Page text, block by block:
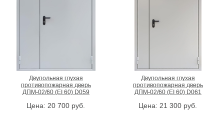
Двупольная глухая
противопожарная дверь
ДПМ-02/60 (EI 60) D059
Цена: 20 700 руб.
Двупольная глухая
противопожарная дверь
ДПМ-02/60 (EI 60) D061
Цена: 21 300 руб.